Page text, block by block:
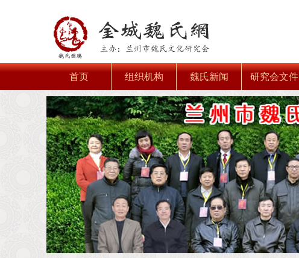
首页 组织机构 魏氏新闻 研究会文件